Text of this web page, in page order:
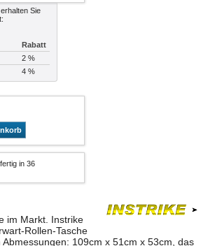
Sie
Rabatt
2 %
4 %
in 36
im Markt. Instrike
Rollen-Tasche
109cm x 51cm x 53cm, das